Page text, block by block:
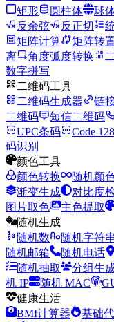
矩形
圆柱体 球
反余弦
反正切
矩阵计算
矩阵转
离
角度弧度转换
数字拼写
二维码工具
二维码生成器
链
二维码
短信二维码
UPC条码
Code 128
码识别
颜色工具
颜色转换
随机颜
渐变生成
对比度
图片取色
主色提取
随机生成
随机数
随机字符串
随机邮箱
随机电话
随机抽取
分组生
机 IP
随机 MAC
健康生活
BMI计算器
基础